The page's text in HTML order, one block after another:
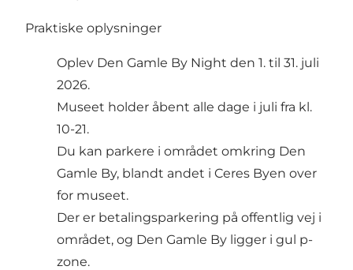
Praktiske oplysninger
Oplev Den Gamle By Night den 1. til 31. juli
2026.
Museet holder åbent alle dage i juli fra kl.
10-21.
Du kan parkere i området omkring Den
Gamle By, blandt andet i Ceres Byen over
for museet.
Der er betalingsparkering på offentlig vej i
området, og Den Gamle By ligger i gul p-
zone.